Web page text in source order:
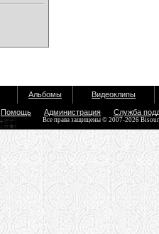
Альбомы Видеоклипы
Помощь Администрация Служба
Все права защищены © 2007-2026